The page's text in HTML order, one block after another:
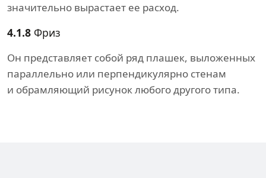
значительно вырастает ее расход.
4.1.8 Фриз
Он представляет собой ряд плашек, выложенных
параллельно или перпендикулярно стенам
и обрамляющий рисунок любого другого типа.